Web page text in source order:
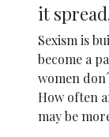
it
Sexism is
become a
women
How often
may be